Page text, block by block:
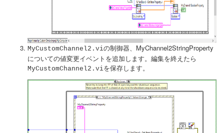
MyCustomChannel2.viの制御器、MyChannel2StringProperty
についての値変更イベントを追加します。編集を終えたら
MyCustomChannel2.viを保存します。